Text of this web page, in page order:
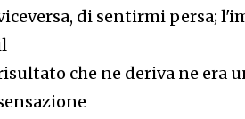
di sentirmi persa;
che ne deriva ne era